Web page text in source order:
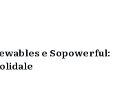
e Sopowerful: